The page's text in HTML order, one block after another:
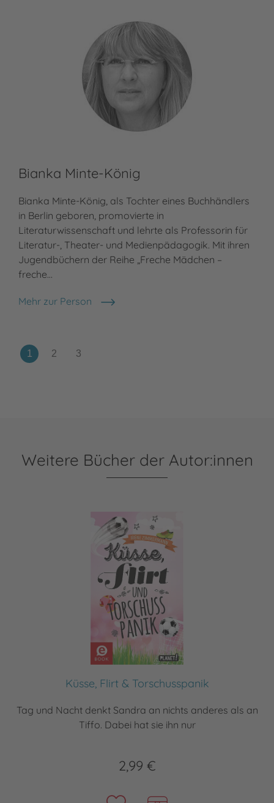
Bianka Minte-König
Bianka Minte-König, als Tochter eines Buchhändlers
in Berlin geboren, promovierte in
Literaturwissenschaft und lehrte als Professorin für
Literatur-, Theater- und Medienpädagogik. Mit ihren
Jugendbüchern der Reihe „Freche Mädchen –
freche…
Mehr zur Person
Bianka Minte-König
Weitere Bücher der Autor:innen
Küsse, Flirt & Torschusspanik
Tag und Nacht denkt Sandra an nichts anderes als an
Tiffo. Dabei hat sie ihn nur
2,99 €